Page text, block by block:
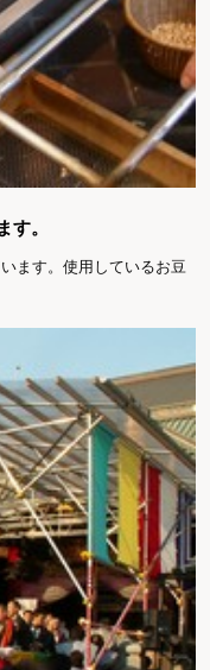
。
ます。使用しているお豆